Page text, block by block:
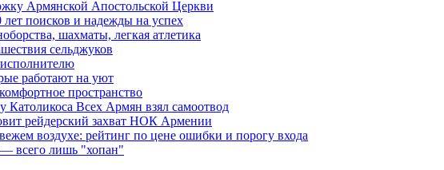
Армянской Апостольской Церкви
поисков и надежды на успех
шахматы, легкая атлетика
сельджуков
исполнителю
работают на уют
пространство
Всех Армян взял самоотвод
рейдерский захват НОК Армении
воздухе: рейтинг по цене ошибки и порогу входа
— всего лишь "хопан"